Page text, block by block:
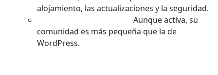
alojamiento, las actualizaciones y la seguridad.
Aunque activa, su
comunidad es más pequeña que la de
WordPress.